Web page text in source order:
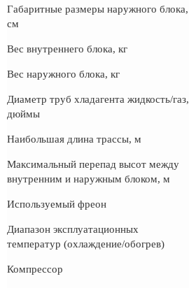
Габаритные размеры наружного блока,
см
Вес внутреннего блока, кг
Вес наружного блока, кг
Диаметр труб хладагента жидкость/газ,
дюймы
Наибольшая длина трассы, м
Максимальный перепад высот между
внутренним и наружным блоком, м
Используемый фреон
Диапазон эксплуатационных
температур (охлаждение/обогрев)
Компрессор